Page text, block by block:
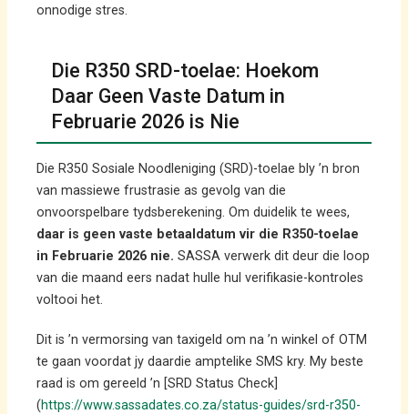
onnodige stres.
Die R350 SRD-toelae: Hoekom
Daar Geen Vaste Datum in
Februarie 2026 is Nie
Die R350 Sosiale Noodleniging (SRD)-toelae bly ’n bron
van massiewe frustrasie as gevolg van die
onvoorspelbare tydsberekening. Om duidelik te wees,
daar is geen vaste betaaldatum vir die R350-toelae
in Februarie 2026 nie. SASSA verwerk dit deur die loop
van die maand eers nadat hulle hul verifikasie-kontroles
voltooi het.
Dit is ’n vermorsing van taxigeld om na ’n winkel of OTM
te gaan voordat jy daardie amptelike SMS kry. My beste
raad is om gereeld ’n [SRD Status Check]
(https://www.sassadates.co.za/status-guides/srd-r350-